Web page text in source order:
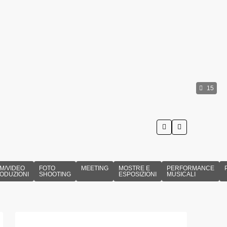
15
VIDEO
FOTO
SHOOTING
MEETING
MOSTRE E
ESPOSIZIONI
PERFORMANCE
MUSICALI